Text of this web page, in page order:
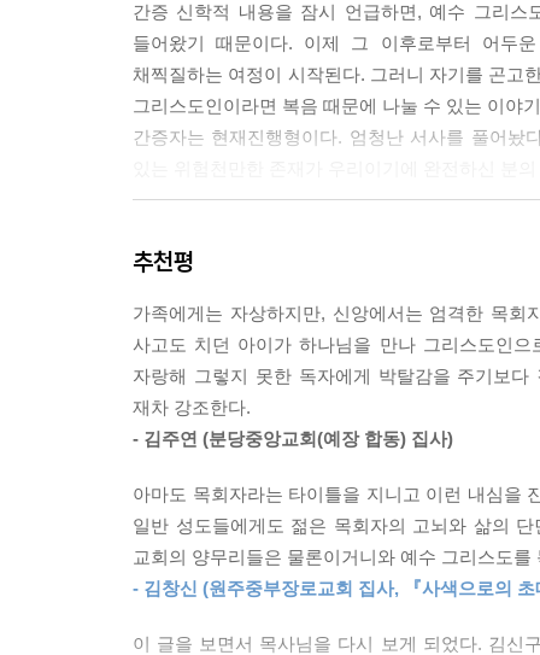
간증 신학적 내용을 잠시 언급하면, 예수 그리
들어왔기 때문이다. 이제 그 이후로부터 어두
채찍질하는 여정이 시작된다. 그러니 자기를 곤고
그리스도인이라면 복음 때문에 나눌 수 있는 이야
간증자는 현재진행형이다. 엄청난 서사를 풀어
과정은 어땠는지, 그렇게 신앙생활 하면서 겪었
열심히 살았지만, 한국 교회에서 부교역자로 살
말씀을 붙잡고 살기만 하면 하나님은 절대 우리에
한편으로는 나와 비슷한 경험이 있는 분들의 공
때까지 함께 인내로 승리하자고 손잡으며 말하
“아직 그러나 이미”(Not yet, but already)라는
도전보다 답답함을 줄 수 있으니까 말이다. 물
바란다. 거룩은 오직 하나님께만 있으니까. 그
선택적으로 사람을 가리지 않으니 말이다. 간
우리의 생각을 어떻게 이끌어 가며, 우리의 마음
추천평
가족에게는 자상하지만, 신앙에서는 엄격한 목
사고도 치던 아이가 하나님을 만나 그리스도인
자랑해 그렇지 못한 독자에게 박탈감을 주기보
재차 강조한다.
- 김주연 (분당중앙교회(예장 합동) 집사)
아마도 목회자라는 타이틀을 지니고 이런 내심을
일반 성도들에게도 젊은 목회자의 고뇌와 삶의
교회의 양무리들은 물론이거니와 예수 그리스도
- 김창신 (원주중부장로교회 집사, 『사색으로의
이 글을 보면서 목사님을 다시 보게 되었다. 김신